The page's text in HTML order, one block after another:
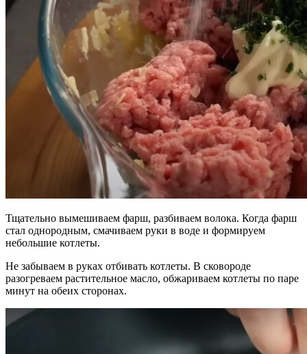
Тщательно вымешиваем фарш, разбиваем волока. Когда фарш
стал однородным, смачиваем руки в воде и формируем
небольшие котлеты.
Не забываем в руках отбивать котлеты. В сковороде
разогреваем растительное масло, обжариваем котлеты по паре
минут на обеих сторонах.